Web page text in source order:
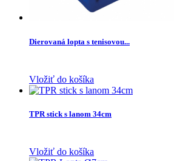
Dierovaná lopta s tenisovou...
Vložiť do košíka
TPR stick s lanom 34cm
Vložiť do košíka